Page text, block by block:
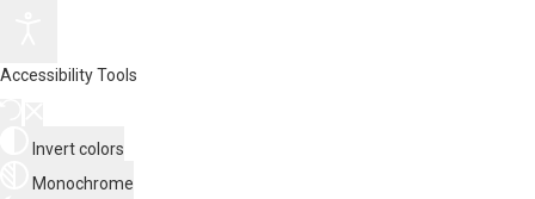
Accessibility Tools
Invert colors
Monochrome